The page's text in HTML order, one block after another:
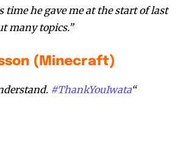
time he gave me at the start of last
many topics.”
(Minecraft)
#ThankYouIwata“